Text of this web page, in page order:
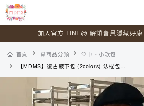
加入官方 LINE@ 解鎖會員隱藏好康
首頁 🛒商品分類
🤍中、小款包
【MDMS】復古腋下包 (2colors) 法棍包 肩背包 側背包 包包 韓妞 斜跨包 小方包 斜背包 側背包 側背包女 中包 B142